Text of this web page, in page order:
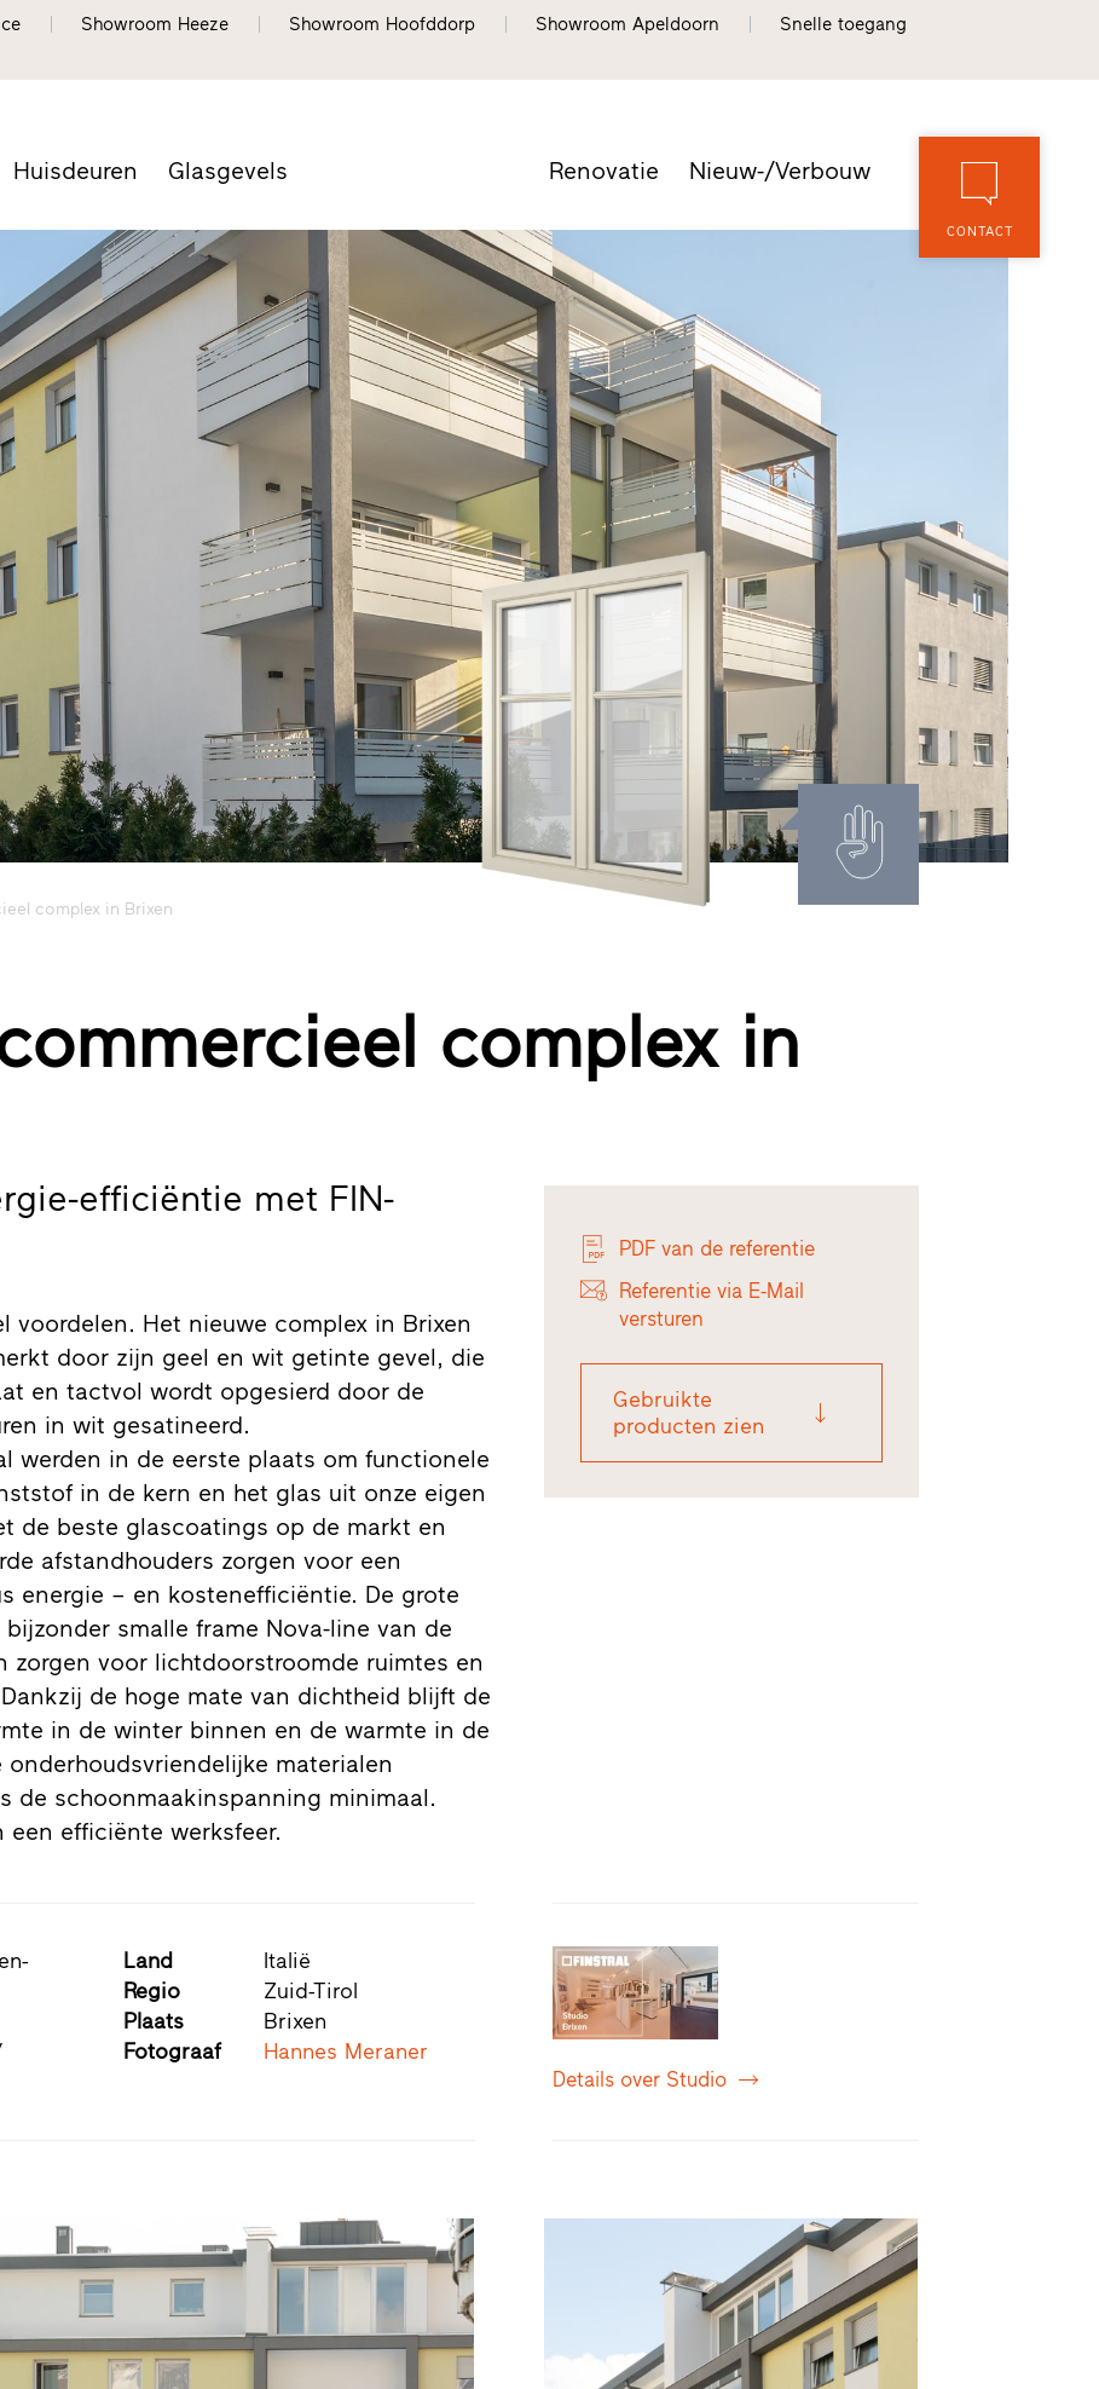
Showroom Heeze Showroom Hoofddorp Showroom Apeldoorn
Snelle toegang
Huisdeuren Glasgevels Renovatie Nieuw-/Verbouw
CONTACT
complex in Brixen
complex in
efficiëntie met FIN-
voordelen. Het nieuwe complex in Brixen
door zijn geel en wit getinte gevel, die
en tactvol wordt opgesierd door de
in wit gesatineerd.
werden in de eerste plaats om functionele
in de kern en het glas uit onze eigen
de beste glascoatings op de markt en
afstandhouders zorgen voor een
energie – en kostenefficiëntie. De grote
smalle frame Nova-line van de
zorgen voor lichtdoorstroomde ruimtes en
de hoge mate van dichtheid blijft de
in de winter binnen en de warmte in de
materialen
de schoonmaakinspanning minimaal.
een efficiënte werksfeer.
PDF van de referentie
Referentie via E-Mail
versturen
Gebruikte
producten zien
Land
Italië
Regio
Zuid-Tirol
Plaats
Brixen
Fotograaf
Hannes Meraner
Details over Studio